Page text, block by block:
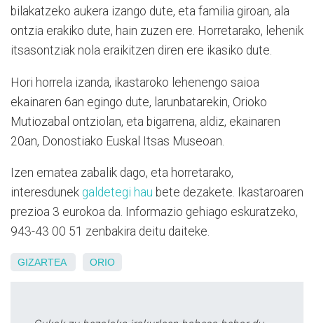
bilakatzeko aukera izango dute, eta familia giroan, ala
ontzia erakiko dute, hain zuzen ere. Horretarako, lehenik
itsasontziak nola eraikitzen diren ere ikasiko dute.
Hori horrela izanda, ikastaroko lehenengo saioa
ekainaren 6an egingo dute, larunbatarekin, Orioko
Mutiozabal ontziolan, eta bigarrena, aldiz, ekainaren
20an, Donostiako Euskal Itsas Museoan.
Izen ematea zabalik dago, eta horretarako,
interesdunek galdetegi hau bete dezakete. Ikastaroaren
prezioa 3 eurokoa da. Informazio gehiago eskuratzeko,
943-43 00 51 zenbakira deitu daiteke.
GIZARTEA ORIO